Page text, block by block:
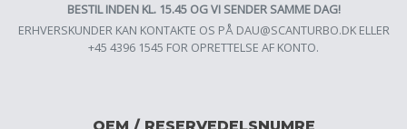
BESTIL INDEN KL. 15.45 OG VI SENDER SAMME DAG!
ERHVERSKUNDER KAN KONTAKTE OS PÅ DAU@SCANTURBO.DKELLER
+45 4396 1545 FOR OPRETTELSE AF KONTO.